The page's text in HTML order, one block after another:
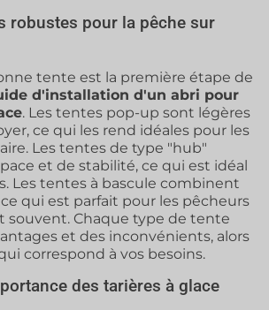
robustes pour la pêche sur
tente est la première étape de
d'installation d'un abri pour
. Les tentes pop-up sont légères
ce qui les rend idéales pour les
Les tentes de type "hub"
et de stabilité, ce qui est idéal
Les tentes à bascule combinent
qui est parfait pour les pêcheurs
souvent. Chaque type de tente
et des inconvénients, alors
correspond à vos besoins.
des tarières à glace